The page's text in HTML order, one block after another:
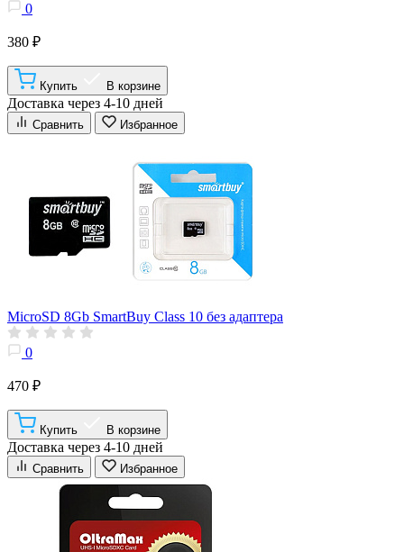
0
380 ₽
Купить В корзине
Доставка через 4-10 дней
Сравнить Избранное
MicroSD 8Gb SmartBuy Class 10 без адаптера
0
470 ₽
Купить В корзине
Доставка через 4-10 дней
Сравнить Избранное